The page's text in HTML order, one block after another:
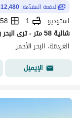
الدفعة المقدّمة: 612,480
استوديو 1
58 متر مربع
شالية 58 متر - ترى البحر و حمام السباحه - مجاويش - الغردقة
الغردقة، البحر الأحمر
الإيميل